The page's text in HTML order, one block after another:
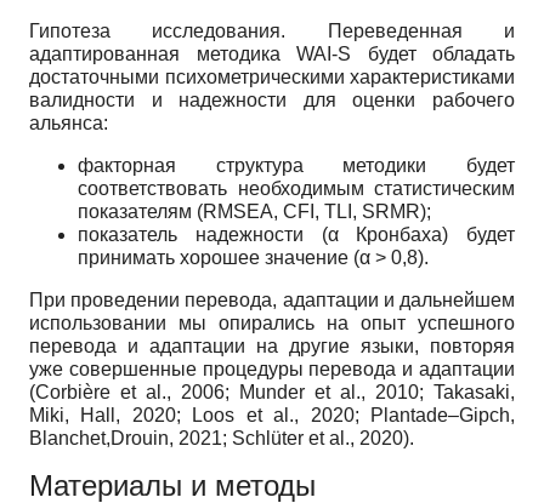
Гипотеза исследования. Переведенная и
адаптированная методика WAI-S будет обладать
достаточными психометрическими характеристиками
валидности и надежности для оценки рабочего
альянса:
факторная структура методики будет
соответствовать необходимым статистическим
показателям (RMSEA, CFI, TLI, SRMR);
показатель надежности (α Кронбаха) будет
принимать хорошее значение (α > 0,8).
При проведении перевода, адаптации и дальнейшем
использовании мы опирались на опыт успешного
перевода и адаптации на другие языки, повторяя
уже совершенные процедуры перевода и адаптации
(Corbière et al., 2006; Munder et al., 2010; Takasaki,
Miki, Hall, 2020; Loos et al., 2020; Plantade–Gipch,
Blanchet,Drouin, 2021; Schlüter et al., 2020).
Материалы и методы